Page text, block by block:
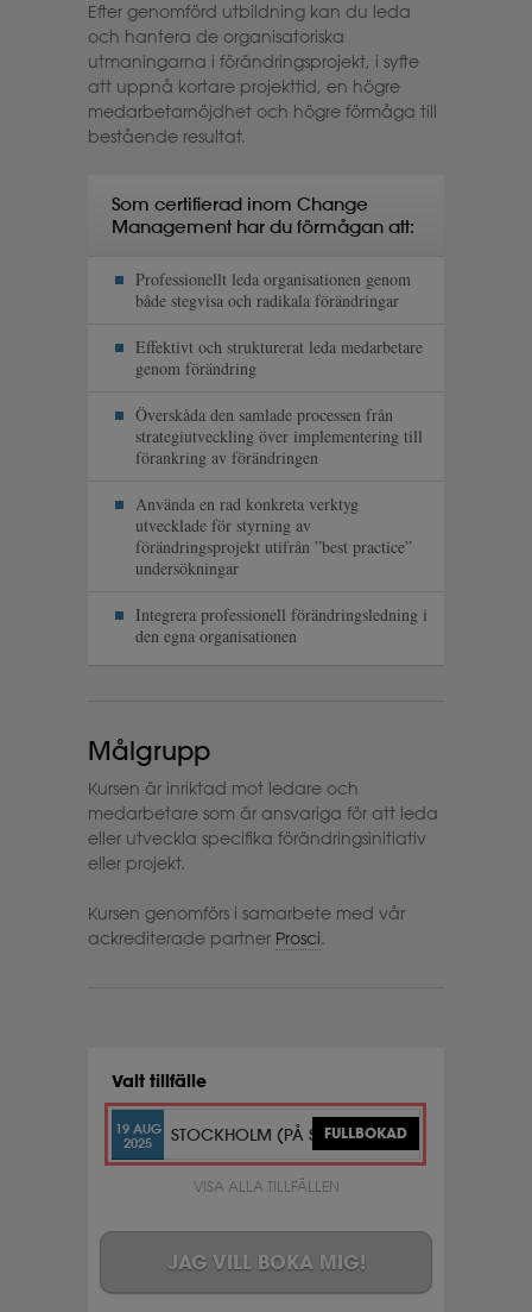
Efter genomförd utbildning kan du leda
och hantera de organisatoriska
utmaningarna i förändringsprojekt, i syfte
att uppnå kortare projekttid, en högre
medarbetarnöjdhet och högre förmåga till
bestående resultat.
Som certifierad inom Change
Management har du förmågan att:
Professionellt leda organisationen genom
både stegvisa och radikala förändringar
Effektivt och strukturerat leda medarbetare
genom förändring
Överskåda den samlade processen från
strategiutveckling över implementering till
förankring av förändringen
Använda en rad konkreta verktyg
utvecklade för styrning av
förändringsprojekt utifrån ”best practice”
undersökningar
Integrera professionell förändringsledning i
den egna organisationen
Målgrupp
Kursen är inriktad mot ledare och
medarbetare som är ansvariga för att leda
eller utveckla specifika förändringsinitiativ
eller projekt.
Kursen genomförs i samarbete med vår
ackrediterade partner Prosci.
Valt tillfälle
19 AUG
2025
STOCKHOLM (PÅ SVENSKA)
FULLBOKAD
VISA ALLA TILLFÄLLEN
JAG VILL BOKA MIG!